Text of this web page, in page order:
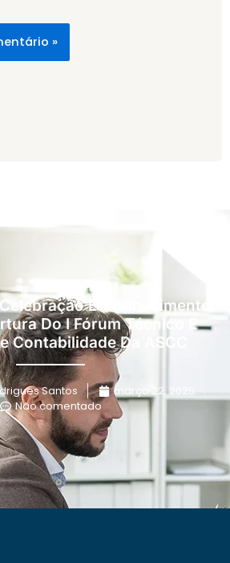
E Conhecimento
Do I Fórum Técnico E
Contabilidade Da ASCC
Santos
março 22, 2025
Não comentado